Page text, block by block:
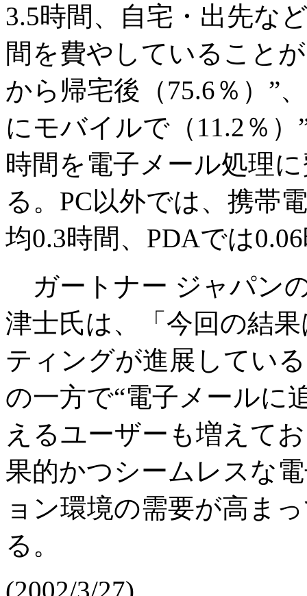
3.5時間、自宅・出先な
間を費やしていること
から帰宅後（75.6％）”
にモバイルで（11.2％
時間を電子メール処理
る。PC以外では、携帯
均0.3時間、PDAでは
ガートナー ジャパン
津士氏は、「今回の結
ティングが進展してい
の一方で“電子メールに
えるユーザーも増えて
果的かつシームレスな
ョン環境の需要が高ま
る。
(2002/3/27)